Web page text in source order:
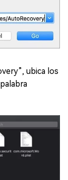
ubica los